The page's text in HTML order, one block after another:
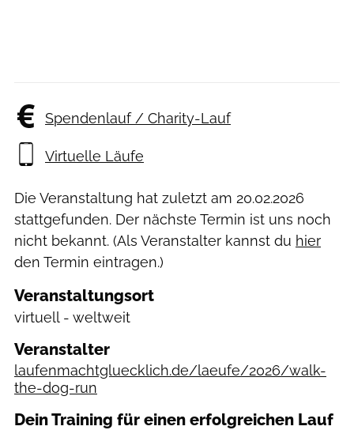
Spendenlauf / Charity-Lauf
Virtuelle Läufe
Die Veranstaltung hat zuletzt am 20.02.2026
stattgefunden. Der nächste Termin ist uns noch
nicht bekannt. (Als Veranstalter kannst du hier
den Termin eintragen.)
Veranstaltungsort
virtuell - weltweit
Veranstalter
laufenmachtgluecklich.de/laeufe/2026/walk-
the-dog-run
Dein Training für einen erfolgreichen Lauf